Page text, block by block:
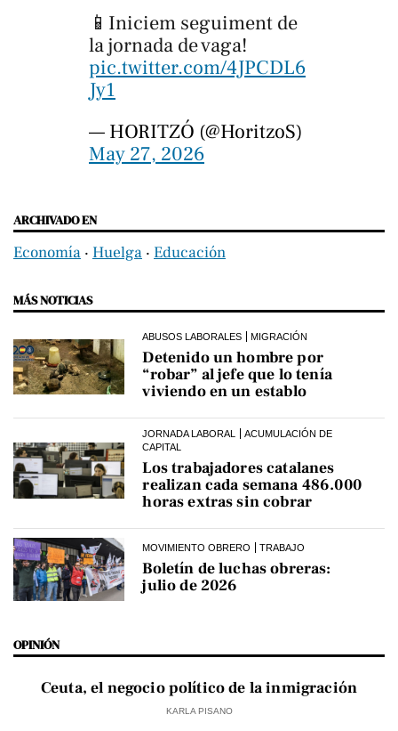
📱Iniciem seguiment de
la jornada de vaga!
pic.twitter.com/4JPCDL6
Jy1
— HORITZÓ (@HoritzoS)
May 27, 2026
ARCHIVADO EN
Economía ‧ Huelga ‧ Educación
MÁS NOTICIAS
ABUSOS LABORALES MIGRACIÓN
Detenido un hombre por
“robar” al jefe que lo tenía
viviendo en un establo
JORNADA LABORAL
ACUMULACIÓN DE
CAPITAL
Los trabajadores catalanes
realizan cada semana 486.000
horas extras sin cobrar
MOVIMIENTO OBRERO TRABAJO
Boletín de luchas obreras:
julio de 2026
OPINIÓN
Ceuta, el negocio político de la inmigración
KARLA PISANO